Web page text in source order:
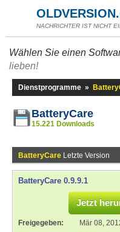
NACHRICHTER IST NICHT
Wählen Sie einen
lieben!
Dienstprogramme »
BatteryCare
15.221 Downloads
BatteryCare Letzte Version
BatteryCare 0.9.9.1
Jetzt
Freigegeben: Mär 08,